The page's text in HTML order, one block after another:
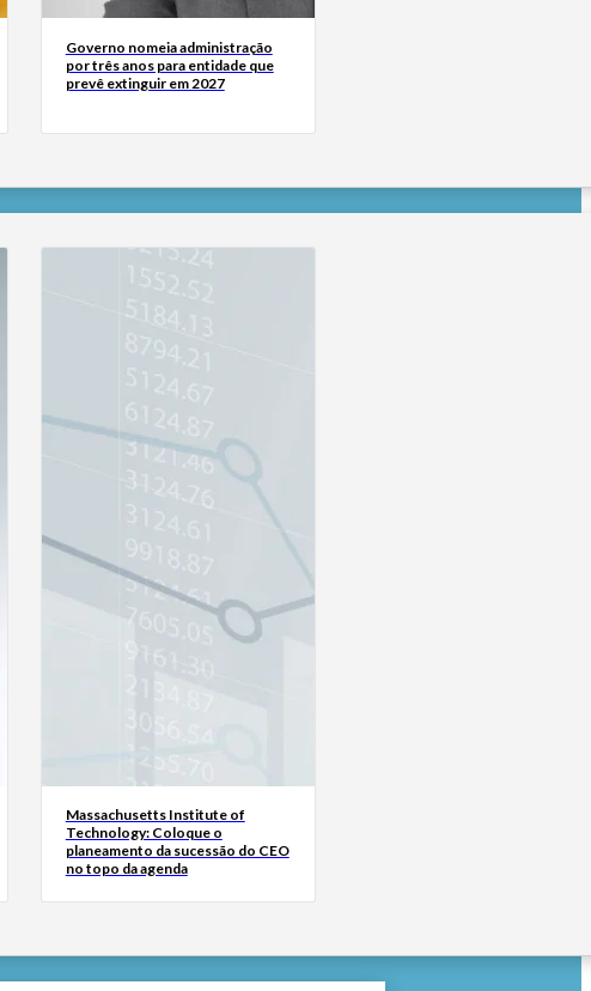
Governo nomeia administração
por três anos para entidade que
prevê extinguir em 2027
Massachusetts Institute of
Technology: Coloque o
planeamento da sucessão do CEO
no topo da agenda